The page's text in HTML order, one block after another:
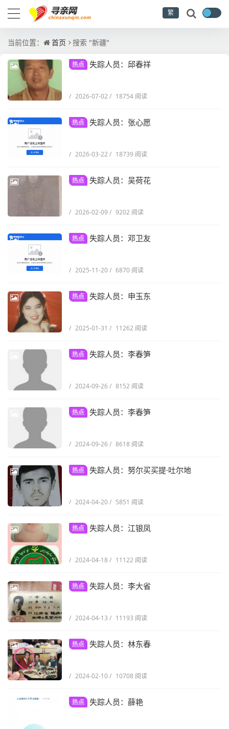
繁
当前位置： 首页 搜索 "新疆"
热点 失踪人员：邱春祥
/ 2026-07-02 / 18754 阅读
热点 失踪人员：张心愿
/ 2026-03-22 / 18739 阅读
热点 失踪人员：吴荷花
/ 2026-02-09 / 9202 阅读
热点 失踪人员：邓卫友
/ 2025-11-20/ 6870 阅读
热点 失踪人员：申玉东
/ 2025-01-31 / 11262 阅读
热点 失踪人员：李春笋
/ 2024-09-26/ 8152 阅读
热点 失踪人员：李春笋
/ 2024-09-26/ 8618 阅读
热点 失踪人员：努尔买买提·吐尔地
/ 2024-04-20/ 5851 阅读
热点 失踪人员：江银凤
/ 2024-04-18 / 11122 阅读
热点 失踪人员：李大省
/ 2024-04-13 / 11193 阅读
热点 失踪人员：林东春
/ 2024-02-10/ 10708 阅读
热点 失踪人员：薛艳